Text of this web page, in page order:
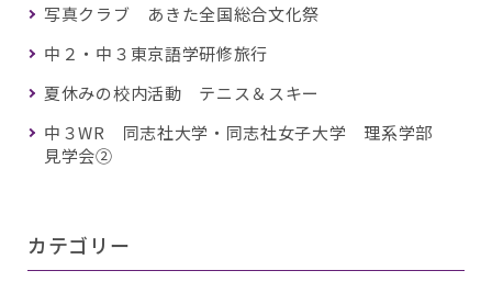
写真クラブ あきた全国総合文化祭
中２・中３東京語学研修旅行
夏休みの校内活動 テニス＆スキー
中３WR 同志社大学・同志社女子大学 理系学部
見学会②
カテゴリー